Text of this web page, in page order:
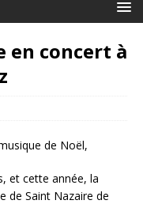
en concert à
de Noël,
et cette année, la
de Saint Nazaire de